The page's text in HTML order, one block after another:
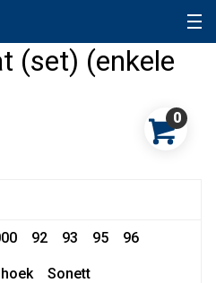
(set) (enkele
0
92 93 95 96
Sonett